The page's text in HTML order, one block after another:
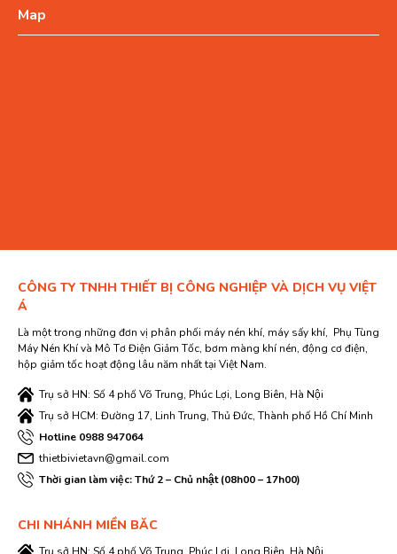
Map
CÔNG TY TNHH THIẾT BỊ CÔNG NGHIỆP VÀ DỊCH VỤ VIỆT
Á
Là một trong những đơn vị phân phối máy nén khí, máy sấy khí, Phụ Tùng
Máy Nén Khí và Mô Tơ Điện Giảm Tốc, bơm màng khí nén, động cơ điện,
hộp giảm tốc hoạt động lâu năm nhất tại Việt Nam.
Trụ sở HN: Số 4 phố Võ Trung, Phúc Lợi, Long Biên, Hà Nội
Trụ sở HCM: Đường 17, Linh Trung, Thủ Đức, Thành phố Hồ Chí Minh
Hotline 0988 947064
thietbivietavn@gmail.com
Thời gian làm việc: Thứ 2 – Chủ nhật (08h00 – 17h00)
CHI NHÁNH MIỀN BĂC